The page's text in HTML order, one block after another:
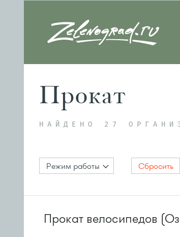
Прокат
НАЙДЕНО 27
Режим работы Сбросить
Прокат велосипедов